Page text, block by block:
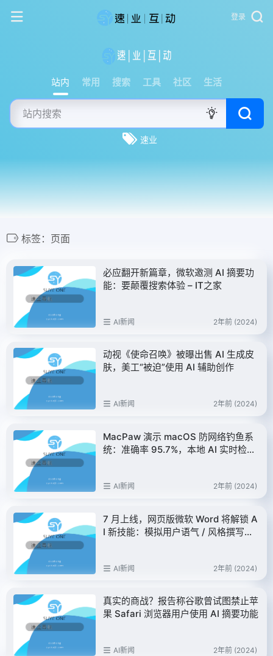
登录
站内 常用 搜索 工具 社区 生活
速业
标签：页面
必应翻开新篇章，微软邀测 AI 摘要功
能：要颠覆搜索体验 – IT之家
AI新闻 2年前 (2024)
动视《使命召唤》被曝出售 AI 生成皮
肤，美工“被迫”使用 AI 辅助创作
AI新闻 2年前 (2024)
MacPaw 演示 macOS 防网络钓鱼系
统：准确率 95.7%，本地 AI 实时检
AI新闻 2年前 (2024)
7 月上线，网页版微软 Word 将解锁 A
I 新技能：模拟用户语气 / 风格撰写内
AI新闻 2年前 (2024)
真实的商战？报告称谷歌曾试图禁止苹
果 Safari 浏览器用户使用 AI 摘要功能
AI新闻 2年前 (2024)